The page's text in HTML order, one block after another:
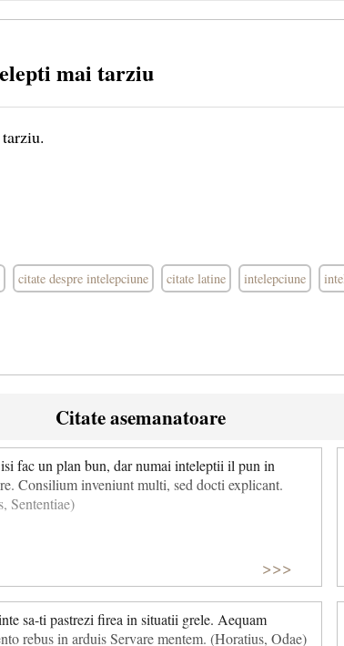
mai tarziu
citate despre intelepciune citate latine intelepciune
Citate asemanatoare
fac un plan bun, dar numai inteleptii il pun in
Consilium inveniunt multi, sed docti explicant.
Sententiae)
>>>
sa-ti pastrezi firea in situatii grele. Aequam
rebus in arduis Servare mentem. (Horatius, Odae)